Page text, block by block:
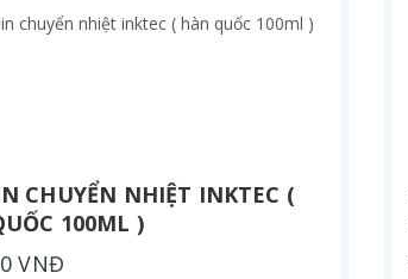
CHUYỂN NHIỆT INKTEC (
100ML )
VNĐ